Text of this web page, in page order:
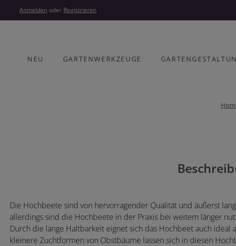
Hauptinhalt springen
Zur Hauptnavigation springen
Anmelden oder Registrieren
NEU GARTENWERKZEUGE
Die Hochbeete sind von hervorragender Qualität und äußerst
allerdings sind die Hochbeete in der Praxis bei weitem länger
Durch die lange Haltbarkeit eignet sich das Hochbeet auch ideal
kleinere Zuchtformen von Obstbäume lassen sich in diesen